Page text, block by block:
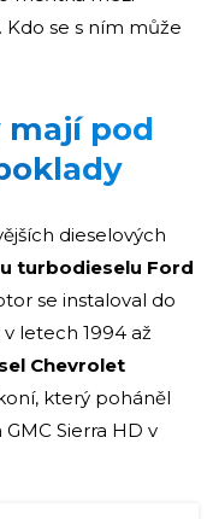
se s ním může
mají pod
dieselových
turbodieselu Ford
se instaloval do
letech 1994 až
Chevrolet
který poháněl
Sierra HD v